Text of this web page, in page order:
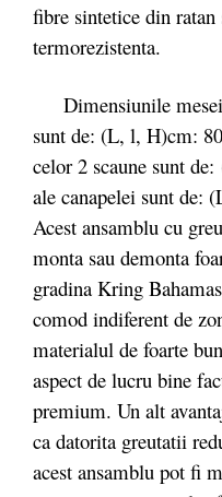
fibre sintetice din
termorezistenta.
Dimensiunile mesei
sunt de: (L, l, H)cm:
celor 2 scaune sunt
ale canapelei sunt de:
Acest ansamblu cu
monta sau demonta
gradina Kring
comod indiferent de
materialul de foarte
aspect de lucru bine
premium. Un alt
ca datorita greutatii
acest ansamblu pot fi